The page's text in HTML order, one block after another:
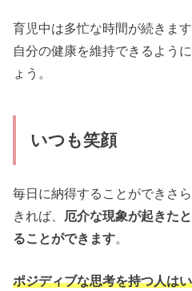
育児中は多忙な時間が続きま
自分の健康を維持できるよう
ょう。
いつも笑顔
毎日に納得することができさ
きれば、 厄介な現象が起きた
ることができます。
ポジディブな思考を持つ人は